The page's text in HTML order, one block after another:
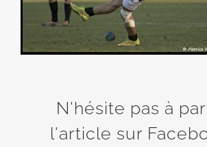
N'hésite pas à
l'article sur